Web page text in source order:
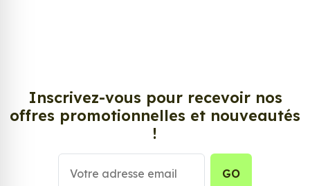
décorer votre intérieur ou votre véhicule.
Personnalisez la surface de votre choix avec nos
stickers muraux et stickers véhicule. Une solution
simple et rapide qui transforme toutes surfaces
Inscrivez-vous pour recevoir nos
offres promotionnelles et nouveautés
!
GO